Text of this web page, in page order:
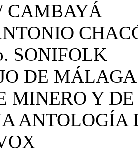
CAMBAYÁ
SONIFOLK
DE
MINERO Y
ANTOLOGÍA